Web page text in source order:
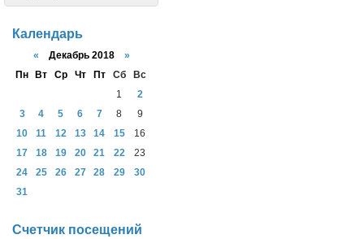
Календарь
« Декабрь 2018 »
Пн
Вт Ср Чт Пт Сб
Вс
1
2
3
4 5 6 7 8
9
10
11 12 13 14 15
16
17
18 19 20 21 22
23
24
25 26 27 28 29
30
31
Счетчик посещений